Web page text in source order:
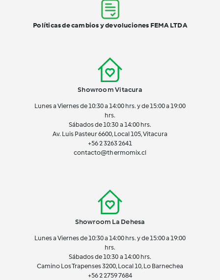
Showroom Vitacura
Lunes a Viernes de 10:30 a 14:00 hrs. y de 15:00 a 19:00
hrs.
Sábados de 10:30 a 14:00 hrs.
Av. Luis Pasteur 6600, Local 105, Vitacura
+56 2 3263 2641
contacto@thermomix.cl
Showroom La Dehesa
Lunes a Viernes de 10:30 a 14:00 hrs. y de 15:00 a 19:00
hrs.
Sábados de 10:30 a 14:00 hrs.
Camino Los Trapenses 3200, Local 10, Lo Barnechea
+56 22759 7684
Políticas de cambios y devoluciones FEMA LTDA